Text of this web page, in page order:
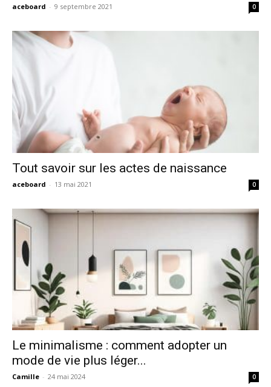
aceboard - 9 septembre 2021 0
Tout savoir sur les actes de naissance
aceboard - 13 mai 2021 0
Le minimalisme : comment adopter un
mode de vie plus léger...
Camille - 24 mai 2024 0